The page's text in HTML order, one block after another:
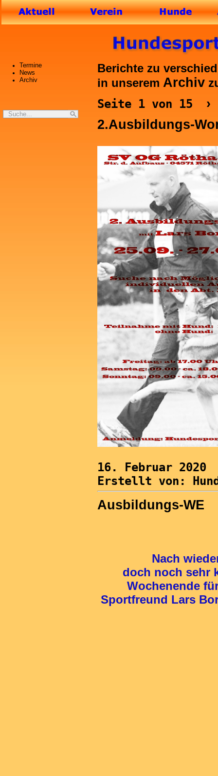
Termine
News
Archiv
Berichte zu
in unserem Archiv
Seite 1 von 15 ›
2.Ausbildungs-
16. Februar 2020
Erstellt von:
Ausbildungs-WE
Nach
doch noch
Wochenende
Sportfreund